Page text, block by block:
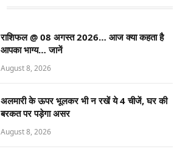
राशिफल @ 08 अगस्त 2026… आज क्या कहता है
आपका भाग्य… जानें
August 8, 2026
अलमारी के ऊपर भूलकर भी न रखें ये 4 चीजें, घर की
बरकत पर पड़ेगा असर
August 8, 2026